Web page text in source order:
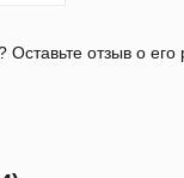
отзыв о его